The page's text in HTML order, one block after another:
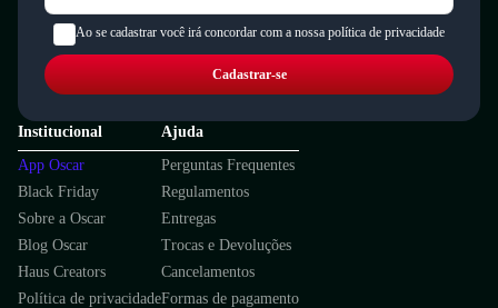
Ao se cadastrar você irá concordar com a nossa política de privacidade
Cadastrar-se
Institucional
App Oscar
Black Friday
Sobre a Oscar
Blog Oscar
Haus Creators
Política de privacidade
Ajuda
Perguntas Frequentes
Regulamentos
Entregas
Trocas e Devoluções
Cancelamentos
Formas de pagamento